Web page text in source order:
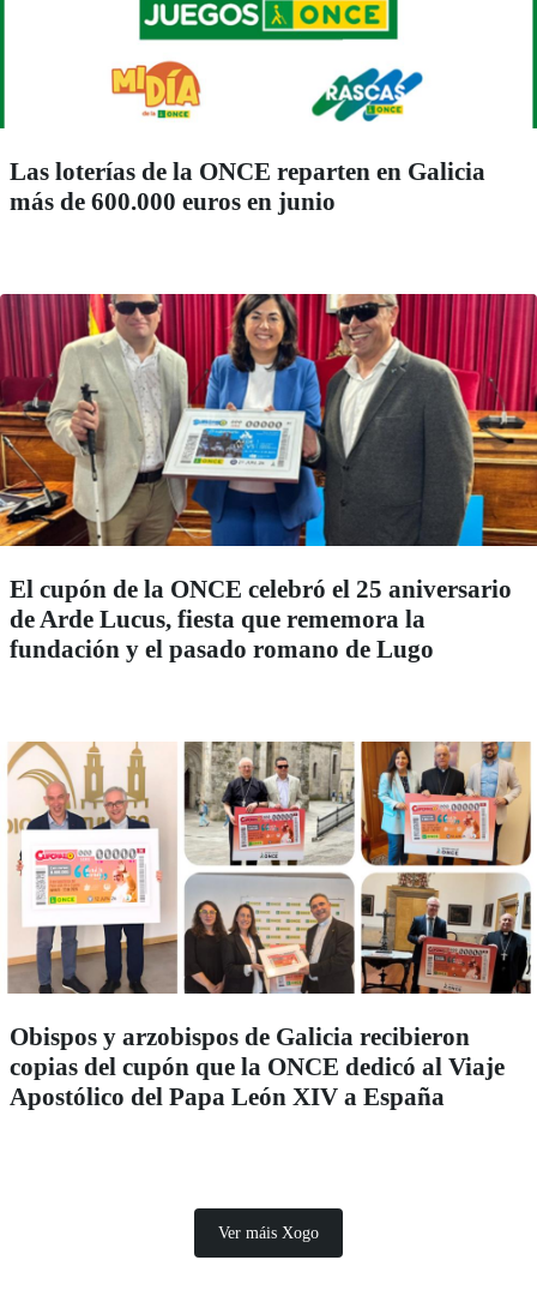
Las loterías de la ONCE reparten en Galicia
más de 600.000 euros en junio
El cupón de la ONCE celebró el 25 aniversario
de Arde Lucus, fiesta que rememora la
fundación y el pasado romano de Lugo
Obispos y arzobispos de Galicia recibieron
copias del cupón que la ONCE dedicó al Viaje
Apostólico del Papa León XIV a España
Ver máis Xogo